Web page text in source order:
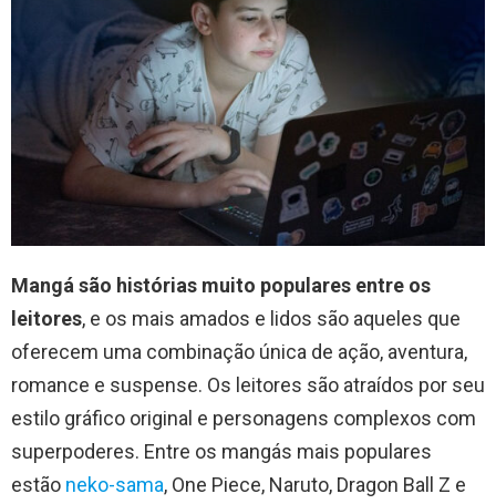
Mangá são histórias muito populares entre os
leitores, e os mais amados e lidos são aqueles que
oferecem uma combinação única de ação, aventura,
romance e suspense. Os leitores são atraídos por seu
estilo gráfico original e personagens complexos com
superpoderes. Entre os mangás mais populares
estão neko-sama, One Piece, Naruto, Dragon Ball Z e